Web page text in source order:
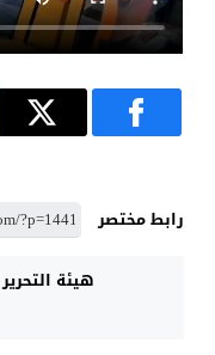
رابط مختصر
هيئة التحرير